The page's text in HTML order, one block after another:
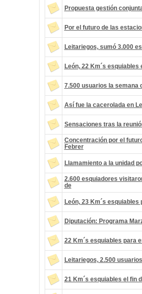
Propuesta gestión
Por el futuro de las
Leitariegos, sumó 3.000
León, 22 Km´s esquiables
7.500 usuarios la semana
Así fue la cacerolada en
Sensaciones tras la
Concentración por el
Febrer
Llamamiento a la unidad
2.600 esquiadores
de
León, 23 Km´s esquiables
Diputación: Programa
22 Km´s esquiables para
Leitariegos, 2.500
21 Km´s esquiables el fin